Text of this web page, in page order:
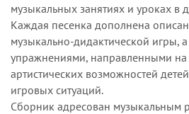
музыкальных занятиях и уроках в
Каждая песенка дополнена
музыкально-дидактической игры,
упражнениями, направленными на
артистических возможностей
игровых ситуаций.
Сборник адресован музыкальным